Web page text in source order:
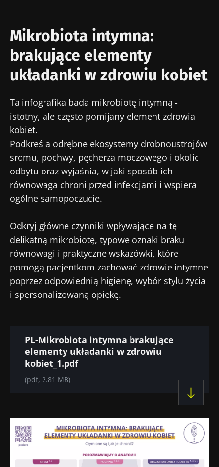
Mikrobiota intymna:
brakujące elementy
układanki w zdrowiu kobiet
Ta infografika bada mikrobiotę intymną -
istotny, ale często pomijany element zdrowia
kobiet.
Podkreśla odrębne ekosystemy drobnoustrojów
sromu, pochwy, pęcherza moczowego i okolic
odbytu oraz wyjaśnia, w jaki sposób ich
równowaga chroni przed infekcjami i wspiera
ogólne samopoczucie.
Odkryj główne czynniki wpływające na tę
delikatną mikrobiotę, typowe oznaki braku
równowagi i praktyczne wskazówki, które
pomogą pacjentkom zachować zdrowie intymne
poprzez odpowiednią higienę, wybór stylu życia
i spersonalizowaną opiekę.
PL-Mikrobiota intymna brakujące
elementy układanki w zdrowiu
kobiet_1.pdf
(pdf, 2.81 MB)
Nie odchodź tak